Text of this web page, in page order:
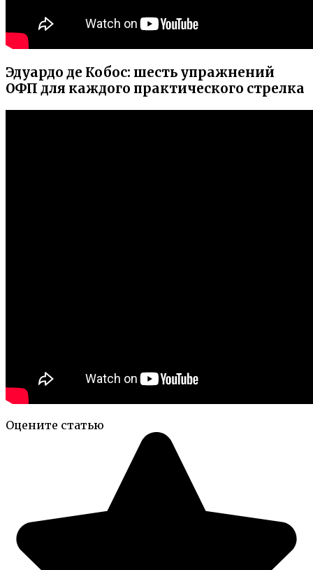
Эдуардо де Кобос: шесть упражнений
ОФП для каждого практического стрелка
Оцените статью